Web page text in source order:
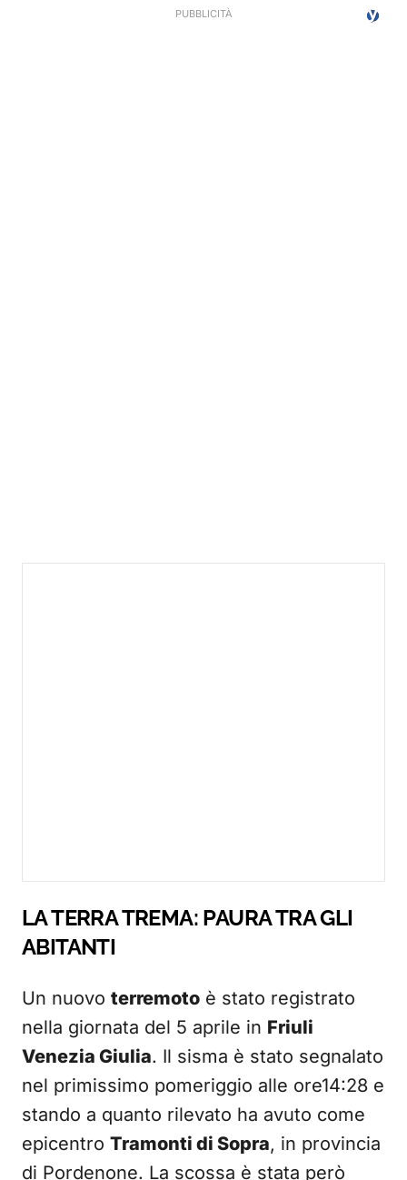
LA TERRA TREMA: PAURA TRA GLI
ABITANTI
Un nuovo terremoto è stato registrato
nella giornata del 5 aprile in Friuli
Venezia Giulia. Il sisma è stato segnalato
nel primissimo pomeriggio alle ore14:28 e
stando a quanto rilevato ha avuto come
epicentro Tramonti di Sopra, in provincia
di Pordenone. La scossa è stata però